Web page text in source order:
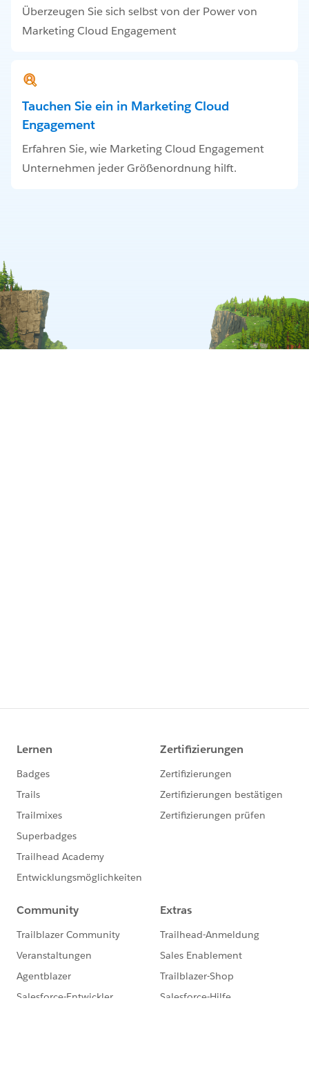
Überzeugen Sie sich selbst von der Power von
Marketing Cloud Engagement
Tauchen Sie ein in Marketing Cloud
Engagement
Erfahren Sie, wie Marketing Cloud Engagement
Unternehmen jeder Größenordnung hilft.